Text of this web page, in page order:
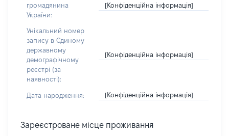
громадянина
України:
[Конфіденційна інформація]
Унікальний номер
запису в Єдиному
державному
демографічному
реєстрі (за
наявності):
[Конфіденційна інформація]
Дата народження: [Конфіденційна інформація]
Зареєстроване місце проживання